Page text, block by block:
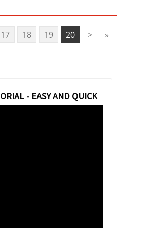
17 18 19 20 > »
- EASY AND QUICK